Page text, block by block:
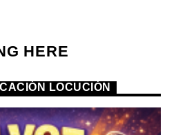
HERE
LOCUCIÓN